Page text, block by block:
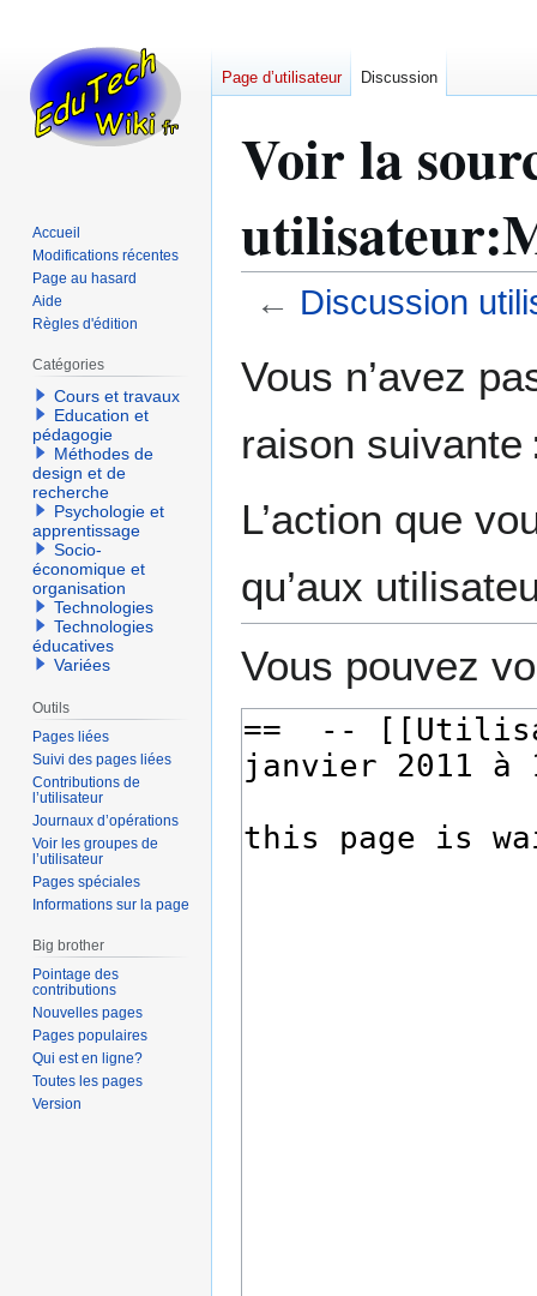
Voir la
← Discussion
à
navigation
à
recherche
Vous n’avez
raison suivante
L’action que
qu’aux
Vous pouvez
Page d’utilisateur Discussion
Accueil
Modifications récentes
Page au hasard
Aide
Règles d'édition
Catégories
Cours et travaux
Education et
pédagogie
Méthodes de
design et de
recherche
Psychologie et
apprentissage
Socio-
économique et
organisation
Technologies
Technologies
éducatives
Variées
Outils
Pages liées
Suivi des pages liées
Contributions de
l’utilisateur
Journaux d’opérations
Voir les groupes de
l’utilisateur
Pages spéciales
Informations sur la page
Big brother
Pointage des
contributions
Nouvelles pages
Pages populaires
Qui est en ligne?
Toutes les pages
Version